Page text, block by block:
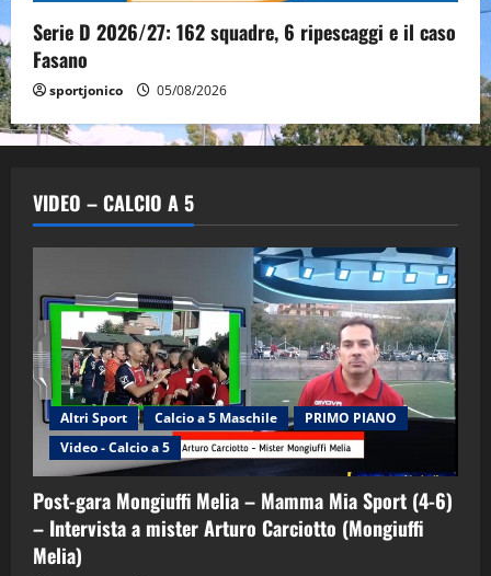
Serie D 2026/27: 162 squadre, 6 ripescaggi e il caso
Fasano
sportjonico 05/08/2026
VIDEO – CALCIO A 5
Altri Sport Calcio a 5 Maschile
PRIMO PIANO
Video - Calcio a 5
Post-gara Mongiuffi Melia – Mamma Mia Sport (4-6)
– Intervista a mister Arturo Carciotto (Mongiuffi
Melia)